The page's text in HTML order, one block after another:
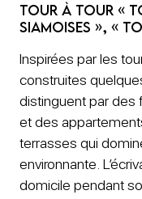
Tour à tour «
siamoises », «
Inspirées par les
construites
distinguent par des
et des
terrasses qui
environnante.
domicile pendant